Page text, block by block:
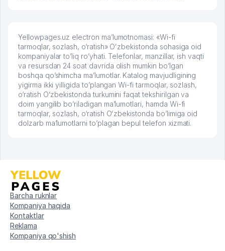
Yellowpages.uz electron ma’lumotnomasi: «Wi-fi
tarmoqlar, sozlash, o‘ratish» Oʻzbekistonda sohasiga oid
kompaniyalar to’liq ro’yhati. Telefonlar, manzillar, ish vaqti
va resursdan 24 soat davrida olish mumkin bo’lgan
boshqa qo’shimcha ma’lumotlar. Katalog mavjudligining
yigirma ikki yilligida to’plangan Wi-fi tarmoqlar, sozlash,
o‘ratish Oʻzbekistonda turkumini faqat tekshirilgan va
doim yangilib bo’riladigan ma’lumotlari, hamda Wi-fi
tarmoqlar, sozlash, o‘ratish Oʻzbekistonda bo’limiga oid
dolzarb ma’lumotlarni to’plagan bepul telefon xizmati.
Barcha ruknlar
Kompaniya haqida
Kontaktlar
Reklama
Kompaniya qo'shish